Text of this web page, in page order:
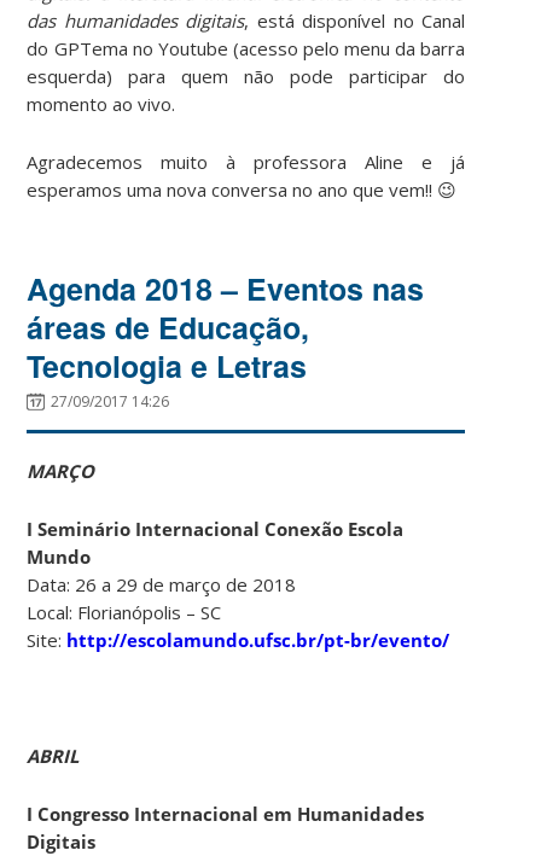
das humanidades digitais, está disponível no Canal
do GPTema no Youtube (acesso pelo menu da barra
esquerda) para quem não pode participar do
momento ao vivo.
Agradecemos muito à professora Aline e já
esperamos uma nova conversa no ano que vem!! 😉
Agenda 2018 – Eventos nas
áreas de Educação,
Tecnologia e Letras
27/09/2017 14:26
MARÇO
I Seminário Internacional Conexão Escola
Mundo
Data: 26 a 29 de março de 2018
Local: Florianópolis – SC
Site: http://escolamundo.ufsc.br/pt-br/evento/
ABRIL
I Congresso Internacional em Humanidades
Digitais